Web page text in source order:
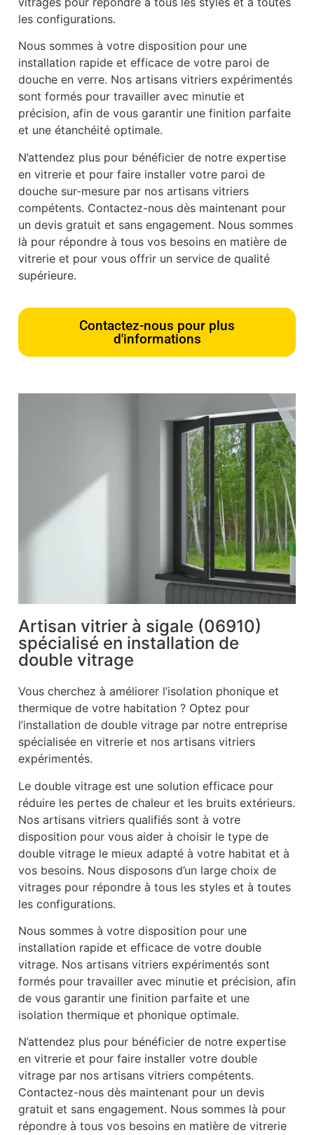
les configurations.
Nous sommes à votre disposition pour une
installation rapide et efficace de votre paroi de
douche en verre. Nos artisans vitriers expérimentés
sont formés pour travailler avec minutie et
précision, afin de vous garantir une finition parfaite
et une étanchéité optimale.
N’attendez plus pour bénéficier de notre expertise
en vitrerie et pour faire installer votre paroi de
douche sur-mesure par nos artisans vitriers
compétents. Contactez-nous dès maintenant pour
un devis gratuit et sans engagement. Nous sommes
là pour répondre à tous vos besoins en matière de
vitrerie et pour vous offrir un service de qualité
supérieure.
Contactez-nous pour plus
d'informations
Artisan vitrier à sigale (06910)
spécialisé en installation de
double vitrage
Vous cherchez à améliorer l’isolation phonique et
thermique de votre habitation ? Optez pour
l’installation de double vitrage par notre entreprise
spécialisée en vitrerie et nos artisans vitriers
expérimentés.
Le double vitrage est une solution efficace pour
réduire les pertes de chaleur et les bruits extérieurs.
Nos artisans vitriers qualifiés sont à votre
disposition pour vous aider à choisir le type de
double vitrage le mieux adapté à votre habitat et à
vos besoins. Nous disposons d’un large choix de
vitrages pour répondre à tous les styles et à toutes
les configurations.
Nous sommes à votre disposition pour une
installation rapide et efficace de votre double
vitrage. Nos artisans vitriers expérimentés sont
formés pour travailler avec minutie et précision, afin
de vous garantir une finition parfaite et une
isolation thermique et phonique optimale.
N’attendez plus pour bénéficier de notre expertise
en vitrerie et pour faire installer votre double
vitrage par nos artisans vitriers compétents.
Contactez-nous dès maintenant pour un devis
gratuit et sans engagement. Nous sommes là pour
répondre à tous vos besoins en matière de vitrerie